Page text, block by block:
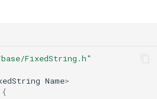
FixedString.h"
Name>
{